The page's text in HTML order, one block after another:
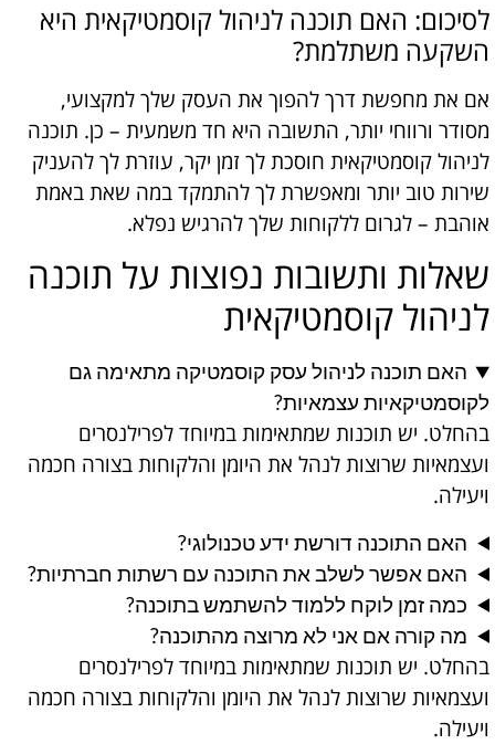
לסיכום: האם תוכנה לניהול קוסמטיקאית היא
השקעה משתלמת?
אם את מחפשת דרך להפוך את העסק שלך למקצועי,
מסודר ורווחי יותר, התשובה היא חד משמעית – כן. תוכנה
לניהול קוסמטיקאית חוסכת לך זמן יקר, עוזרת לך להעניק
שירות טוב יותר ומאפשרת לך להתמקד במה שאת באמת
אוהבת – לגרום ללקוחות שלך להרגיש נפלא.
שאלות ותשובות נפוצות על תוכנה
לניהול קוסמטיקאית
האם תוכנה לניהול עסק קוסמטיקה מתאימה גם
לקוסמטיקאיות עצמאיות?
בהחלט. יש תוכנות שמתאימות במיוחד לפרילנסרים
ועצמאיות שרוצות לנהל את היומן והלקוחות בצורה חכמה
ויעילה.
האם התוכנה דורשת ידע טכנולוגי?
האם אפשר לשלב את התוכנה עם רשתות חברתיות?
כמה זמן לוקח ללמוד להשתמש בתוכנה?
מה קורה אם אני לא מרוצה מהתוכנה?
בהחלט. יש תוכנות שמתאימות במיוחד לפרילנסרים
ועצמאיות שרוצות לנהל את היומן והלקוחות בצורה חכמה
ויעילה.